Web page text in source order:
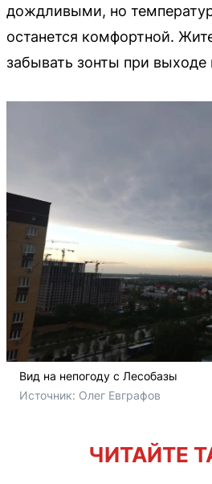
дождливыми, но
останется комфортной.
забывать зонты при выходе
Вид на непогоду с Лесобазы
Источник: Олег Евграфов
ЧИТАЙТЕ